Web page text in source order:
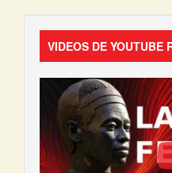
VIDEOS DE YOUTUBE